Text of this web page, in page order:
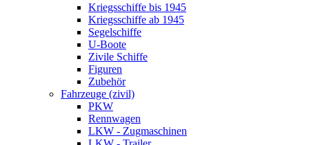
Kriegsschiffe bis 1945
Kriegsschiffe ab 1945
Segelschiffe
U-Boote
Zivile Schiffe
Figuren
Zubehör
Fahrzeuge (zivil)
PKW
Rennwagen
LKW - Zugmaschinen